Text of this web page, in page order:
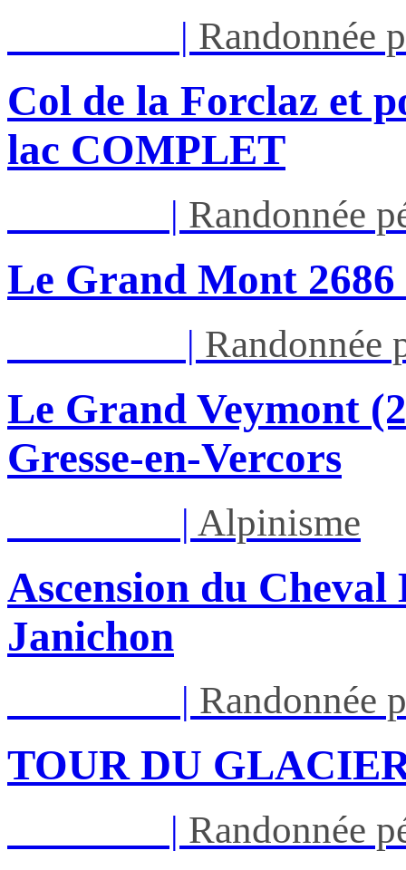
| Randonnée
Col de la Forclaz et
lac COMPLET
| Randonnée
Le Grand Mont
| Randonnée
Le Grand Veymont
Gresse-en-Vercors
| Alpinisme
Ascension du
Janichon
| Randonnée
TOUR DU
| Randonnée